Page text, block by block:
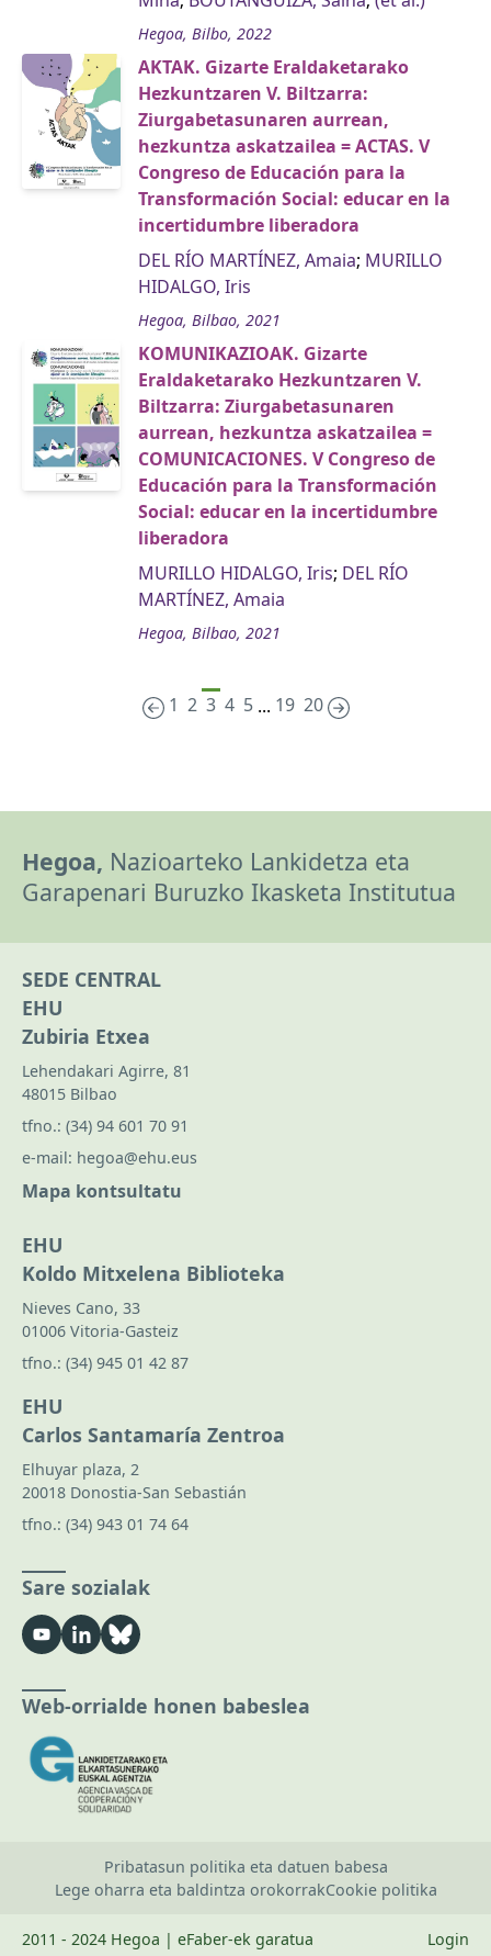
Hegoa, Bilbo, 2022
AKTAK. Gizarte Eraldaketarako
Hezkuntzaren V. Biltzarra:
Ziurgabetasunaren aurrean,
hezkuntza askatzailea = ACTAS. V
Congreso de Educación para la
Transformación Social: educar en la
incertidumbre liberadora
DEL RÍO MARTÍNEZ, Amaia; MURILLO
HIDALGO, Iris
Hegoa, Bilbao, 2021
KOMUNIKAZIOAK. Gizarte
Eraldaketarako Hezkuntzaren V.
Biltzarra: Ziurgabetasunaren
aurrean, hezkuntza askatzailea =
COMUNICACIONES. V Congreso de
Educación para la Transformación
Social: educar en la incertidumbre
liberadora
MURILLO HIDALGO, Iris; DEL RÍO
MARTÍNEZ, Amaia
Hegoa, Bilbao, 2021
1 2 3 4 5 ... 19 20
Hegoa, Nazioarteko Lankidetza eta
Garapenari Buruzko Ikasketa Institutua
SEDE CENTRAL
EHU
Zubiria Etxea
Lehendakari Agirre, 81
48015 Bilbao
tfno.: (34) 94 601 70 91
e-mail: hegoa@ehu.eus
Mapa kontsultatu
EHU
Koldo Mitxelena Biblioteka
Nieves Cano, 33
01006 Vitoria-Gasteiz
tfno.: (34) 945 01 42 87
EHU
Carlos Santamaría Zentroa
Elhuyar plaza, 2
20018 Donostia-San Sebastián
tfno.: (34) 943 01 74 64
Sare sozialak
Web-orrialde honen babeslea
Pribatasun politika eta datuen babesa
Lege oharra eta baldintza orokorrakCookie politika
2011 - 2024 Hegoa | eFaber-ek garatua Login